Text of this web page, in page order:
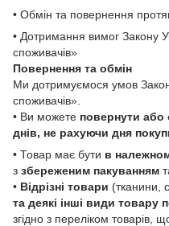
• Обмін та повернення
• Дотримання вимог Закону
споживачів»
Повернення та обмін
Ми дотримуємося умов
споживачів».
• Ви можете повернути або
днів, не рахуючи дня
• Товар має бути в
з збереженим пакуванням
• Відрізні товари (тканини,
та деякі інші види товару
згідно з переліком товарів,